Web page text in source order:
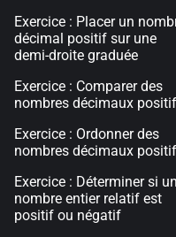
Exercice : Placer un
décimal positif sur une
demi-droite graduée
Exercice : Comparer des
nombres décimaux
Exercice : Ordonner des
nombres décimaux
Exercice : Déterminer si un
nombre entier relatif est
positif ou négatif